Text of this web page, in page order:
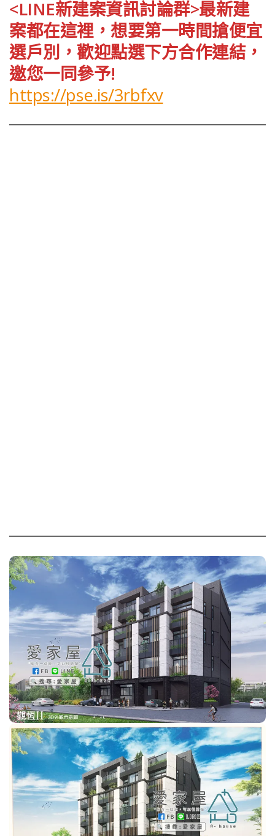
<LINE新建案資訊討論群>最新建
案都在這裡，想要第一時間搶便宜
選戶別，歡迎點選下方合作連結，
邀您一同參予!
https://pse.is/3rbfxv